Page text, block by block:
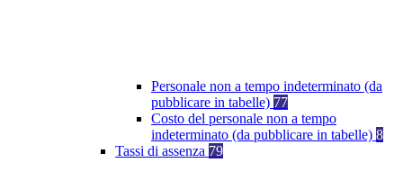
Personale non a tempo indeterminato (da
pubblicare in tabelle) 77
Costo del personale non a tempo
indeterminato (da pubblicare in tabelle) 8
Tassi di assenza 79